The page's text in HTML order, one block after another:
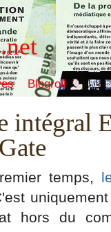
Blogroll
intégral
temps,
hors du